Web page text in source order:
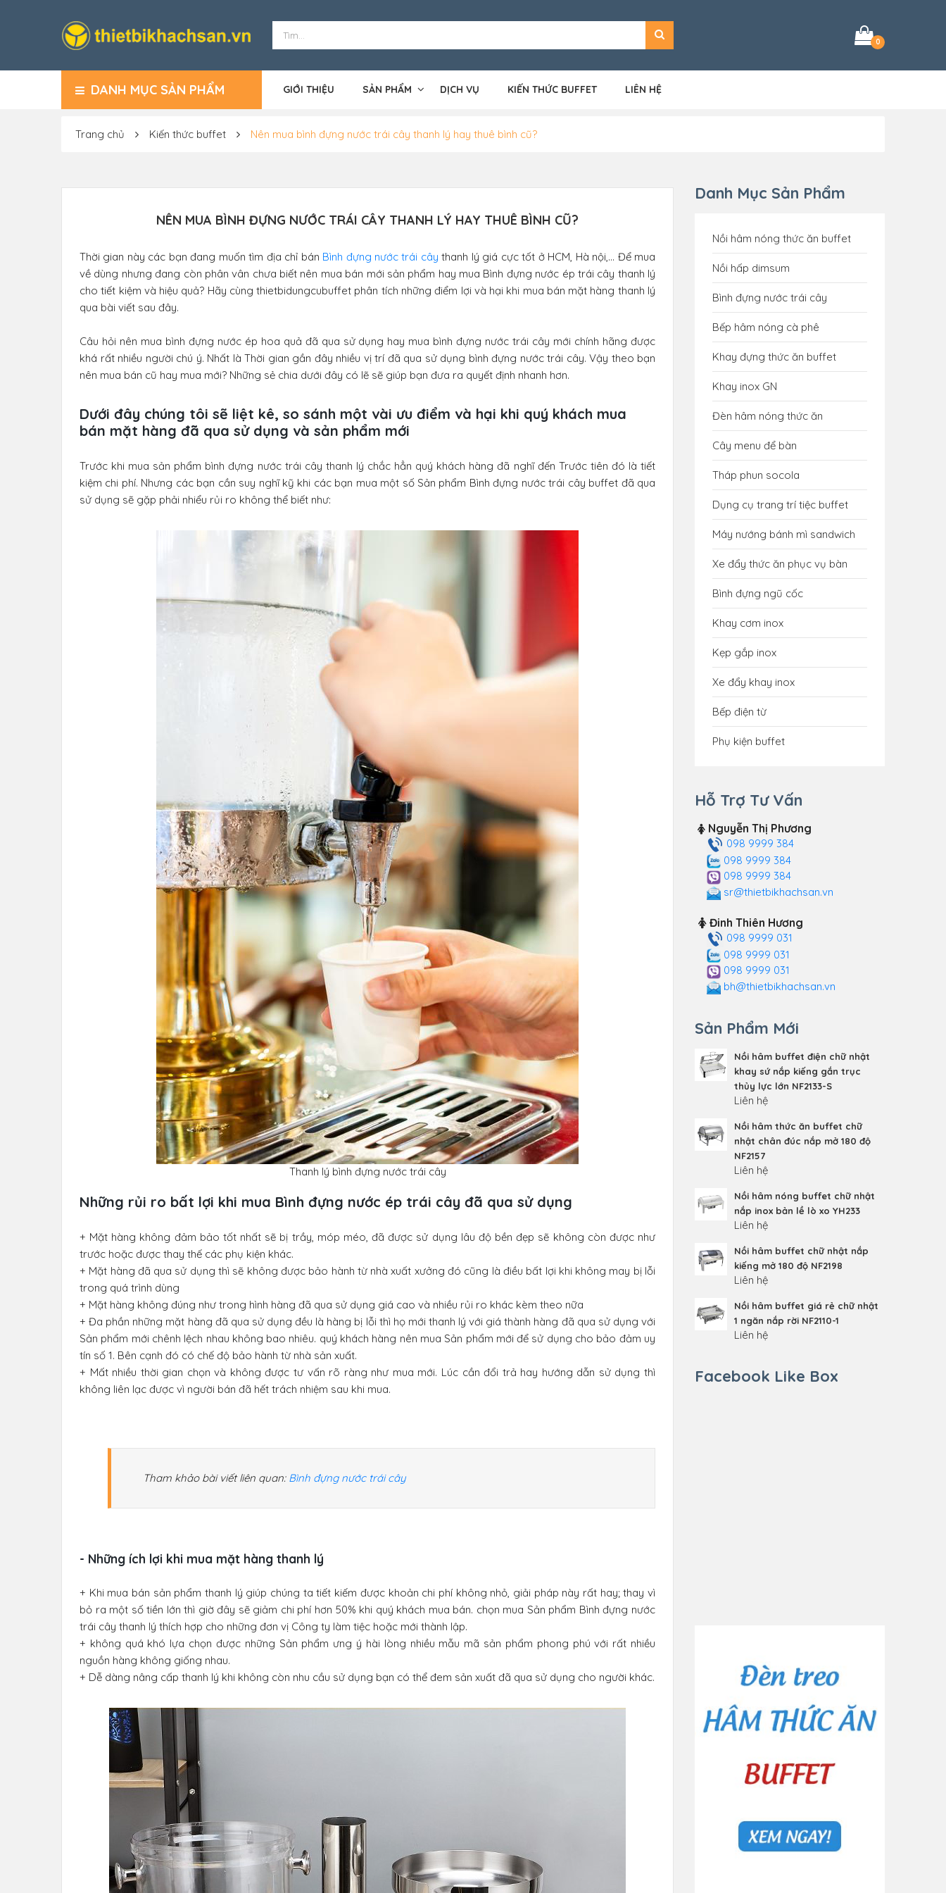
0
DANH MỤC SẢN PHẨM GIỚI THIỆU SẢN PHẨM DỊCH VỤ KIẾN THỨC BUFFET LIÊN HỆ
Trang chủ Kiến thức buffet Nên mua bình đựng nước trái cây thanh lý hay thuê bình cũ?
NÊN MUA BÌNH ĐỰNG NƯỚC TRÁI CÂY THANH LÝ HAY THUÊ BÌNH CŨ?
Thời gian này các bạn đang muốn tìm địa chỉ bán Bình đựng nước trái cây thanh lý giá cực tốt ở HCM, Hà nội,... Để mua
về dùng nhưng đang còn phân vân chưa biết nên mua bán mới sản phẩm hay mua Bình đựng nước ép trái cây thanh lý
cho tiết kiệm và hiệu quả? Hãy cùng thietbidungcubuffet phân tích những điểm lợi và hại khi mua bán mặt hàng thanh lý
qua bài viết sau đây.
Câu hỏi nên mua bình đựng nước ép hoa quả đã qua sử dụng hay mua bình đựng nước trái cây mới chính hãng được
khá rất nhiều người chú ý. Nhất là Thời gian gần đây nhiều vị trí đã qua sử dụng bình đựng nước trái cây. Vậy theo bạn
nên mua bán cũ hay mua mới? Những sẻ chia dưới đây có lẽ sẽ giúp bạn đưa ra quyết định nhanh hơn.
Dưới đây chúng tôi sẽ liệt kê, so sánh một vài ưu điểm và hại khi quý khách mua
bán mặt hàng đã qua sử dụng và sản phẩm mới
Trước khi mua sản phẩm bình đựng nước trái cây thanh lý chắc hẳn quý khách hàng đã nghĩ đến Trước tiên đó là tiết
kiệm chi phí. Nhưng các bạn cần suy nghĩ kỹ khi các bạn mua một số Sản phẩm Bình đựng nước trái cây buffet đã qua
sử dụng sẽ gặp phải nhiểu rủi ro không thể biết như:
Thanh lý bình đựng nước trái cây
Những rủi ro bất lợi khi mua Bình đựng nước ép trái cây đã qua sử dụng
+ Mặt hàng không đảm bảo tốt nhất sẽ bị trầy, móp méo, đã được sử dụng lâu độ bền đẹp sẽ không còn được như
trước hoặc được thay thế các phụ kiện khác.
+ Mặt hàng đã qua sử dụng thì sẽ không được bảo hành từ nhà xuất xưởng đó cũng là điều bất lợi khi không may bị lỗi
trong quá trình dùng
+ Mặt hàng không đúng như trong hình hàng đã qua sử dụng giá cao và nhiều rủi ro khác kèm theo nữa
+ Đa phần những mặt hàng đã qua sử dụng đều là hàng bị lỗi thì họ mới thanh lý với giá thành hàng đã qua sử dụng với
Sản phẩm mới chênh lệch nhau không bao nhiêu. quý khách hàng nên mua Sản phẩm mới để sử dụng cho bảo đảm uy
tín số 1. Bên cạnh đó có chế độ bảo hành từ nhà sản xuất.
+ Mất nhiều thời gian chọn và không được tư vấn rõ ràng như mua mới. Lúc cần đổi trả hay hướng dẫn sử dụng thì
không liên lạc được vì người bán đã hết trách nhiệm sau khi mua.
Tham khảo bài viết liên quan: Bình đựng nước trái cây
- Những ích lợi khi mua mặt hàng thanh lý
+ Khi mua bán sản phẩm thanh lý giúp chúng ta tiết kiếm được khoản chi phí không nhỏ, giải pháp này rất hay; thay vì
bỏ ra một số tiền lớn thì giờ đây sẽ giảm chi phí hơn 50% khi quý khách mua bán. chọn mua Sản phẩm Bình đựng nước
trái cây thanh lý thích hợp cho những đơn vị Công ty làm tiệc hoặc mới thành lập.
+ không quá khó lựa chọn được những Sản phẩm ưng ý hài lòng nhiều mẫu mã sản phẩm phong phú với rất nhiều
nguồn hàng không giống nhau.
+ Dễ dàng nâng cấp thanh lý khi không còn nhu cầu sử dụng bạn có thể đem sản xuất đã qua sử dụng cho người khác.
Danh Mục Sản Phẩm
Nồi hâm nóng thức ăn buffet
Nồi hấp dimsum
Bình đựng nước trái cây
Bếp hâm nóng cà phê
Khay đựng thức ăn buffet
Khay inox GN
Đèn hâm nóng thức ăn
Cây menu để bàn
Tháp phun socola
Dụng cụ trang trí tiệc buffet
Máy nướng bánh mì sandwich
Xe đẩy thức ăn phục vụ bàn
Bình đựng ngũ cốc
Khay cơm inox
Kẹp gắp inox
Xe đẩy khay inox
Bếp điện từ
Phụ kiện buffet
Hỗ Trợ Tư Vấn
Nguyễn Thị Phương
098 9999 384
098 9999 384
098 9999 384
sr@thietbikhachsan.vn
Đinh Thiên Hương
098 9999 031
098 9999 031
098 9999 031
bh@thietbikhachsan.vn
Sản Phẩm Mới
Nồi hâm buffet điện chữ nhật
khay sứ nắp kiếng gắn trục
thủy lực lớn NF2133-S
Liên hệ
Nồi hâm thức ăn buffet chữ
nhật chân đúc nắp mở 180 độ
NF2157
Liên hệ
Nồi hâm nóng buffet chữ nhật
nắp inox bản lề lò xo YH233
Liên hệ
Nồi hâm buffet chữ nhật nắp
kiếng mở 180 độ NF2198
Liên hệ
Nồi hâm buffet giá rẻ chữ nhật
1 ngăn nắp rời NF2110-1
Liên hệ
Facebook Like Box